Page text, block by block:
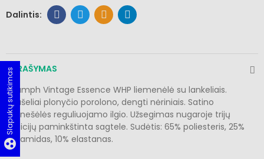
APRAŠYMAS
Triumph Vintage Essence WHP liemenėlė su lankeliais.
Kaušeliai plonyčio porolono, dengti nėriniais. Satino
petnešėlės reguliuojamo ilgio. Užsegimas nugaroje trijų
pozicijų paminkštinta sagtele. Sudėtis: 65% poliesteris, 25%
poliamidas, 10% elastanas.
group_work
Slapukų sutikimas